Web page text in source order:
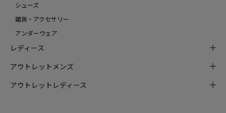
シューズ
雑貨・アクセサリー
アンダーウェア
レディース
アウトレットメンズ
アウトレットレディース